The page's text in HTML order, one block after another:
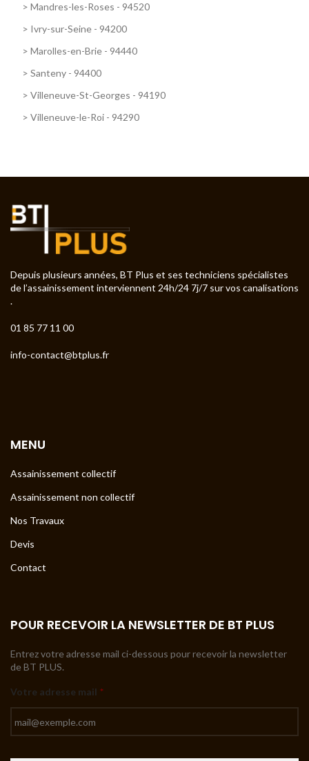
> Mandres-les-Roses - 94520
> Ivry-sur-Seine - 94200
> Marolles-en-Brie - 94440
> Santeny - 94400
> Villeneuve-St-Georges - 94190
> Villeneuve-le-Roi - 94290
Depuis plusieurs années, BT Plus et ses techniciens spécialistes
de l’assainissement interviennent 24h/24 7j/7 sur vos canalisations
.
01 85 77 11 00
info-contact@btplus.fr
MENU
Assainissement collectif
Assainissement non collectif
Nos Travaux
Devis
Contact
POUR RECEVOIR LA NEWSLETTER DE BT PLUS
Entrez votre adresse mail ci-dessous pour recevoir la newsletter
de BT PLUS.
Votre adresse mail *